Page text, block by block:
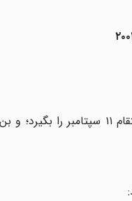
بوش می خواهد انتقام ۱۱ سپتامبر را